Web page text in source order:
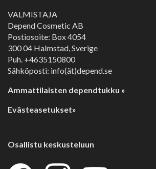
VALMISTAJA
Depend Cosmetic AB
Postiosoite: Box 4054
300 04 Halmstad, Sverige
Puh. +4635150800
Sähköposti: info(ät)depend.se
Ammattilaisten dependtukku »
Evästeasetukset»
Osallistu keskusteluun